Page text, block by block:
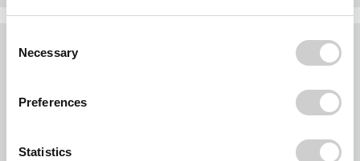
Selection
Necessary
Preferences
Statistics
10 cbm Absetzcontainer
Altholz A2 (Altholz
(Netto 226,89)